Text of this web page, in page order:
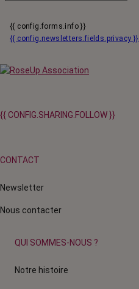
{{ config.forms.info }}
{{ config.newsletters.fields.privacy }}
{{ CONFIG.SHARING.FOLLOW }}
CONTACT
Newsletter
Nous contacter
QUI SOMMES-NOUS ?
Notre histoire